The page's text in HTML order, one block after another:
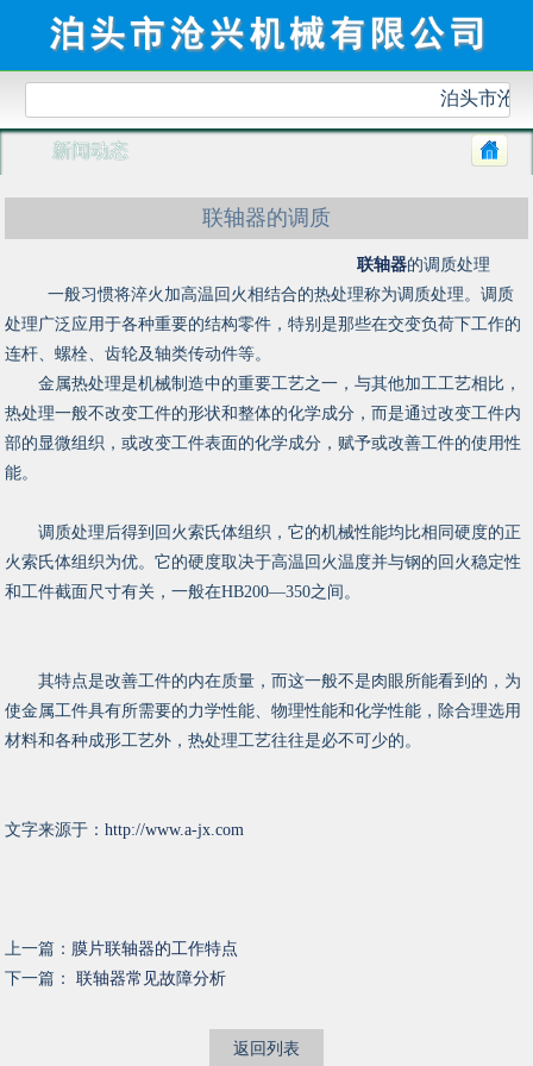
泊头市沧
新闻动态
联轴器的调质
联轴器的调质处理
一般习惯将淬火加高温回火相结合的热处理称为调质处理。调质
处理广泛应用于各种重要的结构零件，特别是那些在交变负荷下工作的
连杆、螺栓、齿轮及轴类传动件等。
金属热处理是机械制造中的重要工艺之一，与其他加工工艺相比，
热处理一般不改变工件的形状和整体的化学成分，而是通过改变工件内
部的显微组织，或改变工件表面的化学成分，赋予或改善工件的使用性
能。
调质处理后得到回火索氏体组织，它的机械性能均比相同硬度的正
火索氏体组织为优。它的硬度取决于高温回火温度并与钢的回火稳定性
和工件截面尺寸有关，一般在HB200—350之间。
其特点是改善工件的内在质量，而这一般不是肉眼所能看到的，为
使金属工件具有所需要的力学性能、物理性能和化学性能，除合理选用
材料和各种成形工艺外，热处理工艺往往是必不可少的。
文字来源于：http://www.a-jx.com
上一篇： 膜片联轴器的工作特点
下一篇：联轴器常见故障分析
返回列表